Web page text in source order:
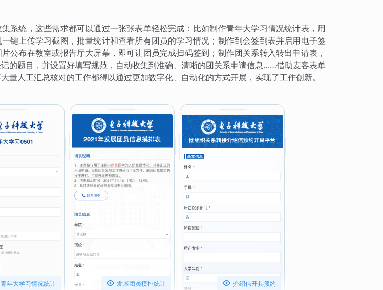
系统，这些需求都可以通过一张张表单轻松完成：比如制作青年大学习情况统计表，用
键上传学习截图，批量统计和查看所有团员的学习情况；制作到会签到表并启用电子签
公布在教室或报告厅大屏幕，即可让团员完成扫码签到；制作团关系转入转出申请表，
的题目，并设置好填写规范，自动收集到准确、清晰的团关系申请信息……借助麦客表单
量人工汇总核对的工作都得以通过更加数字化、自动化的方式开展，实现了工作创新。
青年大学习情况统计  发展团员摸排统计  介绍信开具预约